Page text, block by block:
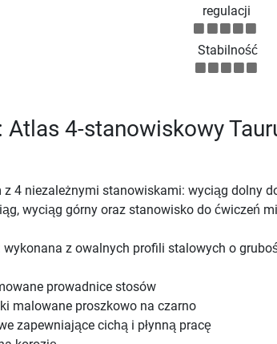
regulacji
Stabilność
Atlas 4-stanowiskowy
4 niezależnymi stanowiskami: wyciąg dolny
wyciąg górny oraz stanowisko do ćwiczeń
wykonana z owalnych profili stalowych o
prowadnice stosów
malowane proszkowo na czarno
zapewniające cichą i płynną pracę